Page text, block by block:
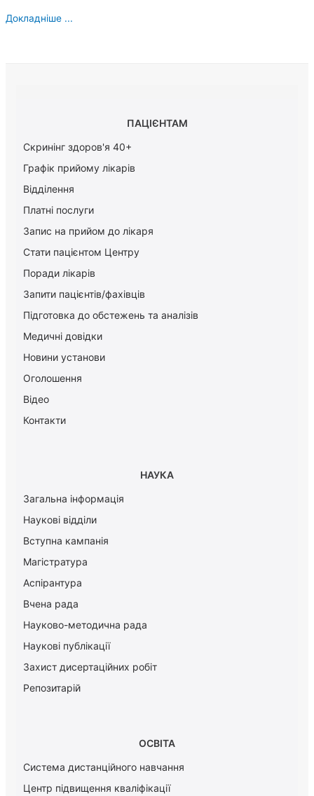
Докладніше ...
ПАЦІЄНТАМ
Скринінг здоров'я 40+
Графік прийому лікарів
Відділення
Платні послуги
Запис на прийом до лікаря
Стати пацієнтом Центру
Поради лікарів
Запити пацієнтів/фахівців
Підготовка до обстежень та аналізів
Медичні довідки
Новини установи
Оголошення
Відео
Контакти
НАУКА
Загальна інформація
Наукові відділи
Вступна кампанія
Магістратура
Аспірантура
Вчена рада
Науково-методична рада
Наукові публікації
Захист дисертаційних робіт
Репозитарій
ОСВІТА
Система дистанційного навчання
Центр підвищення кваліфікації